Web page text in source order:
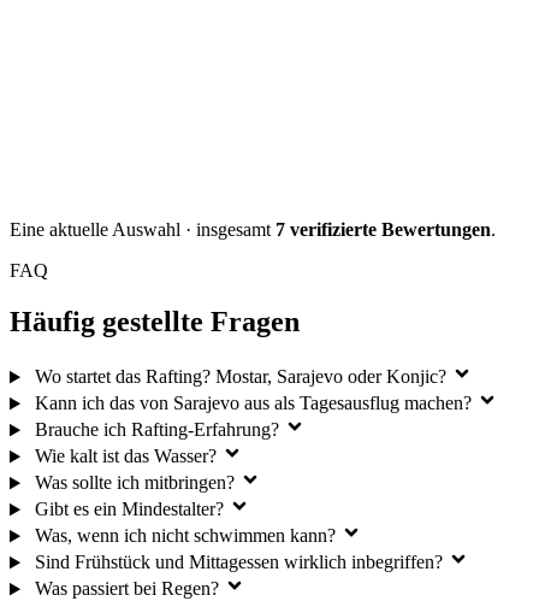
Eine aktuelle Auswahl · insgesamt 7 verifizierte Bewertungen.
FAQ
Häufig gestellte Fragen
Wo startet das Rafting? Mostar, Sarajevo oder Konjic?
Kann ich das von Sarajevo aus als Tagesausflug machen?
Brauche ich Rafting-Erfahrung?
Wie kalt ist das Wasser?
Was sollte ich mitbringen?
Gibt es ein Mindestalter?
Was, wenn ich nicht schwimmen kann?
Sind Frühstück und Mittagessen wirklich inbegriffen?
Was passiert bei Regen?